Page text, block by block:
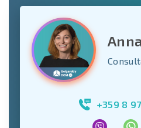
Anna
+359 8